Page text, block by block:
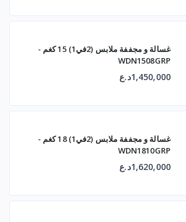
غسالة و مجففة ملابس (2في1) 15 كغم -
WDN1508GRP
1,450,000د.ع
غسالة و مجففة ملابس (2في1) 18 كغم -
WDN1810GRP
1,620,000د.ع